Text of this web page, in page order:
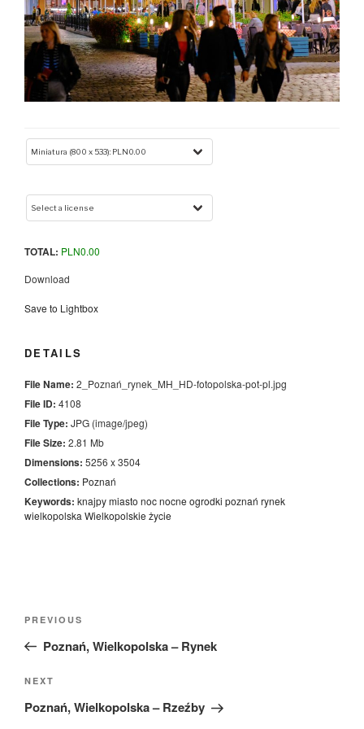
TOTAL: PLN0.00
Download
Save to Lightbox
DETAILS
File Name: 2_Poznań_rynek_MH_HD-fotopolska-pot-pl.jpg
File ID: 4108
File Type: JPG (image/jpeg)
File Size: 2.81 Mb
Dimensions: 5256 x 3504
Collections: Poznań
Keywords: knajpymiasto nocnocne ogrodki poznań rynek
wielkopolska Wielkopolskie życie
Previous
Post
PREVIOUS
Poznań, Wielkopolska – Rynek
Next
Post
NEXT
Poznań, Wielkopolska – Rzeźby